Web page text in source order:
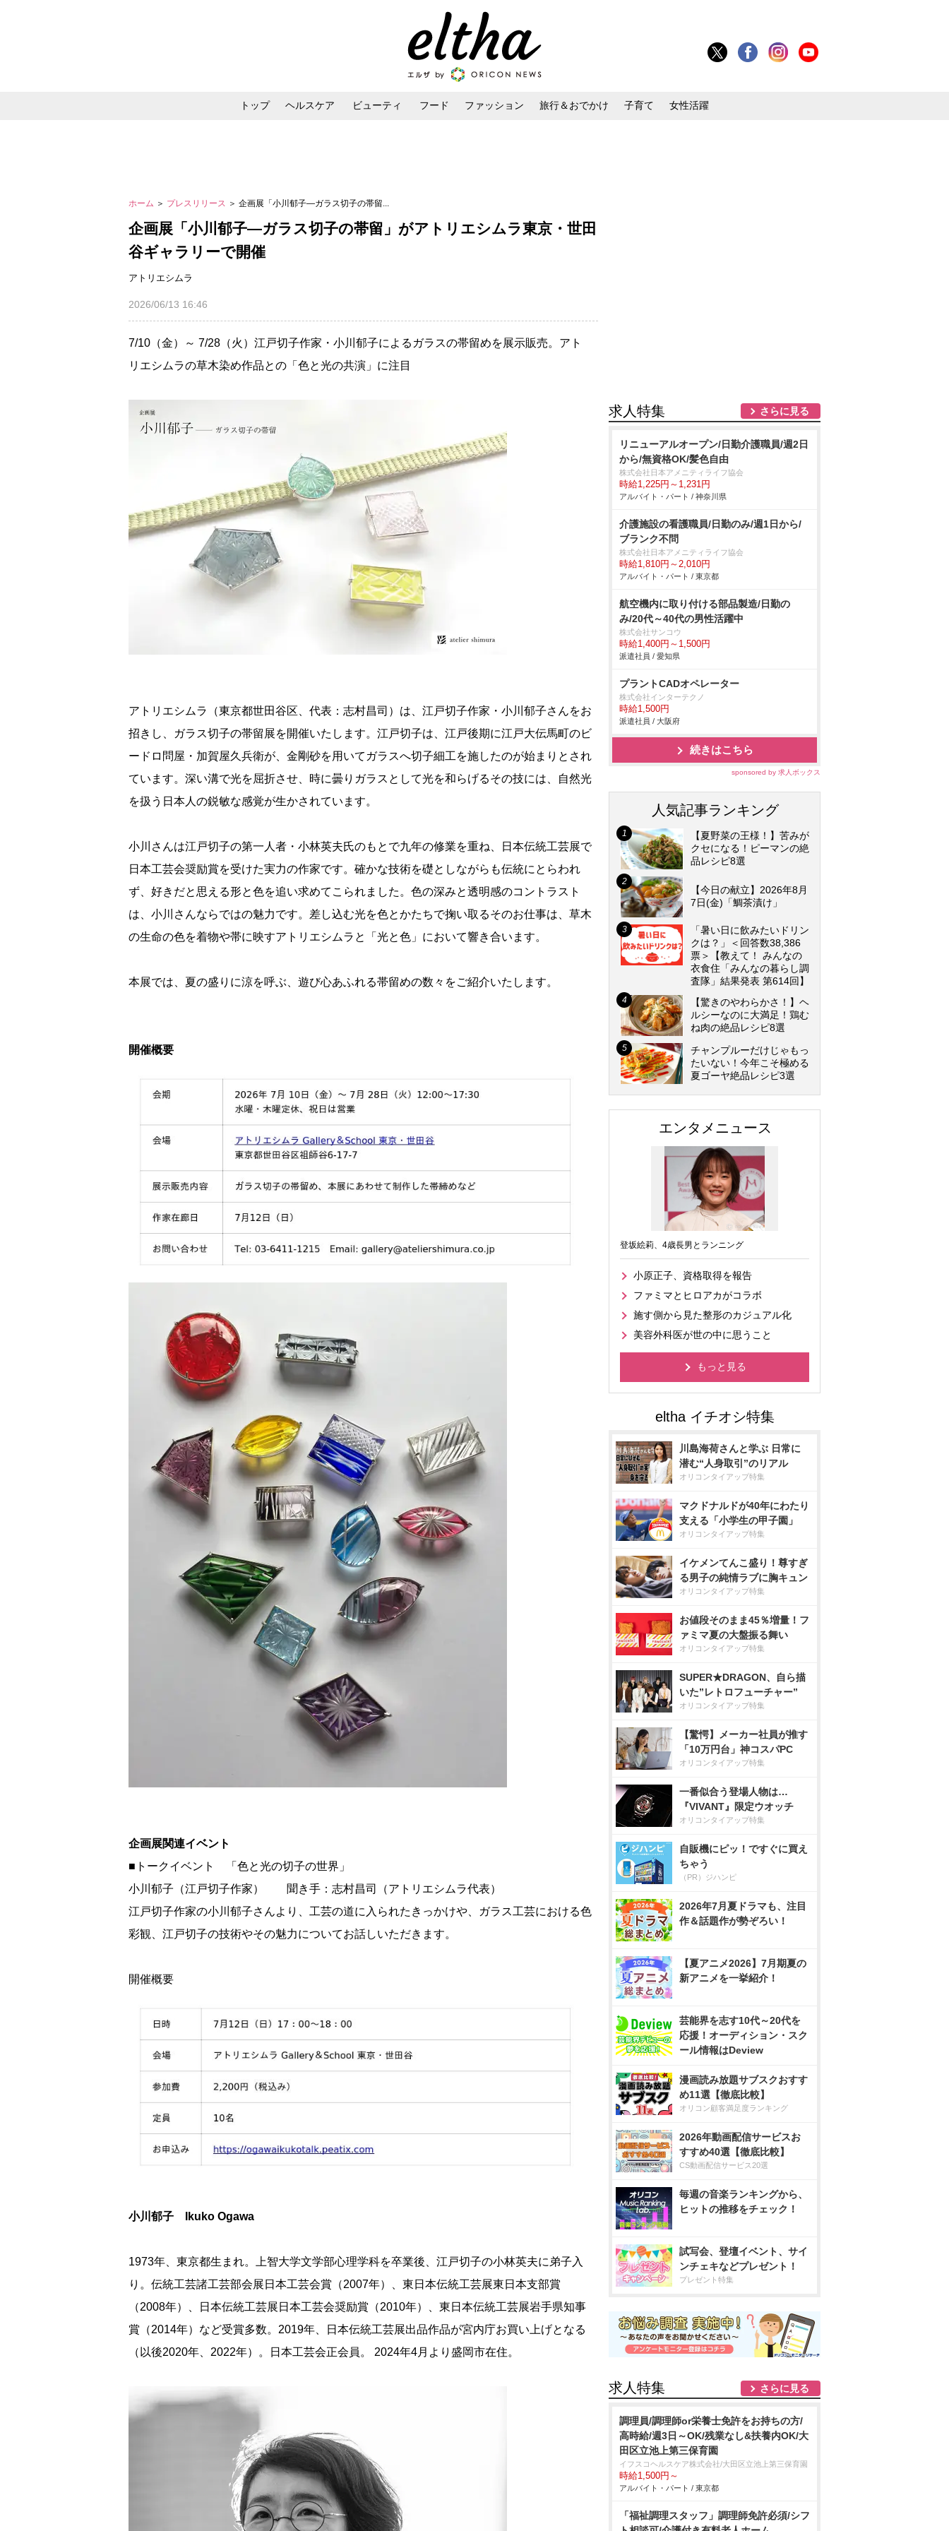
トップ ヘルスケア ビューティ フード ファッション 旅行＆おでかけ 子育て 女性活躍
ホーム ＞ プレスリリース ＞ 企画展「小川郁子―ガラス切子の帯留...
企画展「小川郁子―ガラス切子の帯留」がアトリエシムラ東京・世田
谷ギャラリーで開催
アトリエシムラ
2026/06/13 16:46
7/10（金）～ 7/28（火）江戸切子作家・小川郁子によるガラスの帯留めを展示販売。アト
リエシムラの草木染め作品との「色と光の共演」に注目
アトリエシムラ（東京都世田谷区、代表：志村昌司）は、江戸切子作家・小川郁子さんをお
招きし、ガラス切子の帯留展を開催いたします。江戸切子は、江戸後期に江戸大伝馬町のビ
ードロ問屋・加賀屋久兵衛が、金剛砂を用いてガラスへ切子細工を施したのが始まりとされ
ています。深い溝で光を屈折させ、時に曇りガラスとして光を和らげるその技には、自然光
を扱う日本人の鋭敏な感覚が生かされています。
小川さんは江戸切子の第一人者・小林英夫氏のもとで九年の修業を重ね、日本伝統工芸展で
日本工芸会奨励賞を受けた実力の作家です。確かな技術を礎としながらも伝統にとらわれ
ず、好きだと思える形と色を追い求めてこられました。色の深みと透明感のコントラスト
は、小川さんならではの魅力です。差し込む光を色とかたちで掬い取るそのお仕事は、草木
の生命の色を着物や帯に映すアトリエシムラと「光と色」において響き合います。
本展では、夏の盛りに涼を呼ぶ、遊び心あふれる帯留めの数々をご紹介いたします。
開催概要
企画展関連イベント
■トークイベント 「色と光の切子の世界」
小川郁子（江戸切子作家） 聞き手：志村昌司（アトリエシムラ代表）
江戸切子作家の小川郁子さんより、工芸の道に入られたきっかけや、ガラス工芸における色
彩観、江戸切子の技術やその魅力についてお話しいただきます。
開催概要
小川郁子 Ikuko Ogawa
1973年、東京都生まれ。上智大学文学部心理学科を卒業後、江戸切子の小林英夫に弟子入
り。伝統工芸諸工芸部会展日本工芸会賞（2007年）、東日本伝統工芸展東日本支部賞
（2008年）、日本伝統工芸展日本工芸会奨励賞（2010年）、東日本伝統工芸展岩手県知事
賞（2014年）など受賞多数。2019年、日本伝統工芸展出品作品が宮内庁お買い上げとなる
（以後2020年、2022年）。日本工芸会正会員。 2024年4月より盛岡市在住。
求人特集 さらに見る
リニューアルオープン/日勤介護職員/週2日
から/無資格OK/髪色自由
株式会社日本アメニティライフ協会
時給1,225円～1,231円
アルバイト・パート / 神奈川県
介護施設の看護職員/日勤のみ/週1日から/
ブランク不問
株式会社日本アメニティライフ協会
時給1,810円～2,010円
アルバイト・パート / 東京都
航空機内に取り付ける部品製造/日勤の
み/20代～40代の男性活躍中
株式会社サンコウ
時給1,400円～1,500円
派遣社員 / 愛知県
プラントCADオペレーター
株式会社インターテクノ
時給1,500円
派遣社員 / 大阪府
続きはこちら
sponsored by 求人ボックス
人気記事ランキング
【夏野菜の王様！】苦みが
クセになる！ピーマンの絶
品レシピ8選
【今日の献立】2026年8月
7日(金)「鯛茶漬け」
「暑い日に飲みたいドリン
クは？」＜回答数38,386
票＞【教えて！ みんなの
衣食住「みんなの暮らし調
査隊」結果発表 第614回】
【驚きのやわらかさ！】ヘ
ルシーなのに大満足！鶏む
ね肉の絶品レシピ8選
チャンプルーだけじゃもっ
たいない！今年こそ極める
夏ゴーヤ絶品レシピ3選
エンタメニュース
登坂絵莉、4歳長男とランニング
小原正子、資格取得を報告
ファミマとヒロアカがコラボ
施す側から見た整形のカジュアル化
美容外科医が世の中に思うこと
もっと見る
川島海荷さんと学ぶ 日常に
潜む“人身取引”のリアル
オリコンタイアップ特集
マクドナルドが40年にわたり
支える「小学生の甲子園」
オリコンタイアップ特集
イケメンてんこ盛り！尊すぎ
る男子の純情ラブに胸キュン
オリコンタイアップ特集
お値段そのまま45％増量！フ
ァミマ夏の大盤振る舞い
オリコンタイアップ特集
SUPER★DRAGON、自ら描
いた”レトロフューチャー”
オリコンタイアップ特集
【驚愕】メーカー社員が推す
「10万円台」神コスパPC
オリコンタイアップ特集
一番似合う登場人物は…
『VIVANT』限定ウオッチ
オリコンタイアップ特集
自販機にピッ！ですぐに買え
ちゃう
（PR）ジハンピ
2026年7月夏ドラマも、注目
作＆話題作が勢ぞろい！
【夏アニメ2026】7月期夏の
新アニメを一挙紹介！
芸能界を志す10代～20代を
応援！オーディション・スク
ール情報はDeview
漫画読み放題サブスクおすす
め11選【徹底比較】
オリコン顧客満足度ランキング
2026年動画配信サービスお
すすめ40選【徹底比較】
CS動画配信サービス20選
毎週の音楽ランキングから、
ヒットの推移をチェック！
試写会、登壇イベント、サイ
ンチェキなどプレゼント！
プレゼント特集
求人特集 さらに見る
調理員/調理師or栄養士免許をお持ちの方/
高時給/週3日～OK/残業なし&扶養内OK/大
田区立池上第三保育園
イフスコヘルスケア株式会社/大田区立池上第三保育園
時給1,500円～
アルバイト・パート / 東京都
「福祉調理スタッフ」調理師免許必須/シフ